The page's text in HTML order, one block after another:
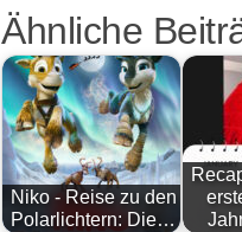
Ähnliche
Niko - Reise zu den
Polarlichtern: Die…